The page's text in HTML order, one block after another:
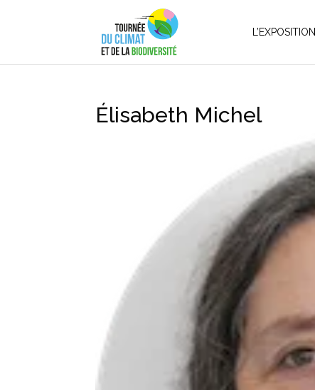
L’EXPOSITION
Élisabeth Michel